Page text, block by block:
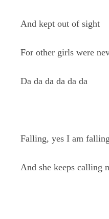
And kept out of sight
For other girls were
Da da da da da da
Falling, yes I am falling
And she keeps calling